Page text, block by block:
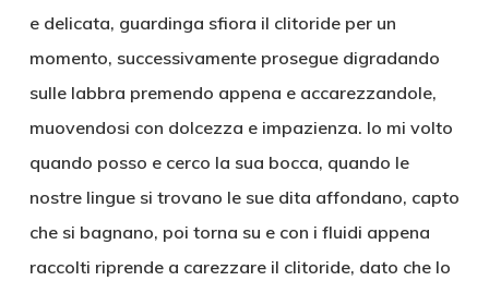
e delicata, guardinga sfiora il clitoride per un
momento, successivamente prosegue digradando
sulle labbra premendo appena e accarezzandole,
muovendosi con dolcezza e impazienza. Io mi volto
quando posso e cerco la sua bocca, quando le
nostre lingue si trovano le sue dita affondano, capto
che si bagnano, poi torna su e con i fluidi appena
raccolti riprende a carezzare il clitoride, dato che lo